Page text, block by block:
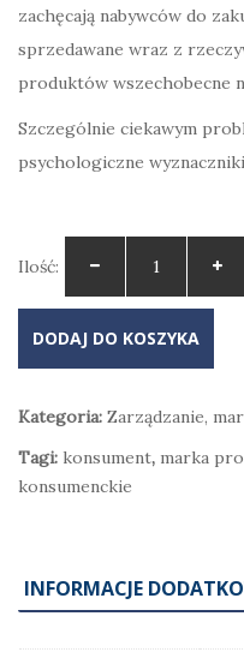
39,00 zł.
zachęcają nabywców do
sprzedawane wraz z
produktów wszechobecne
Szczególnie ciekawym
psychologiczne
Ilość:
DODAJ DO KOSZYKA
Kategoria: Zarządzanie,
Tagi: konsument, marka
konsumenckie
INFORMACJE